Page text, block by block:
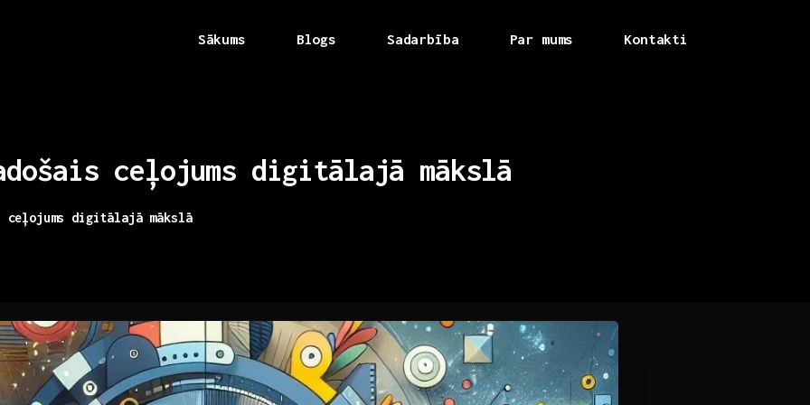
Sākums Blogs Sadarbība Par mums Kontakti
ceļojums digitālajā mākslā
ceļojums digitālajā mākslā